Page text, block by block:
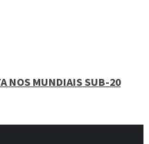
NOS MUNDIAIS SUB-20